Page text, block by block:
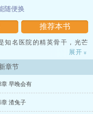
推荐本书
随便换
知名医院的精英骨干，光芒
？”彼时他的青梅归来，温
展开 »
章节
章 早晚会有
章 渣兔子